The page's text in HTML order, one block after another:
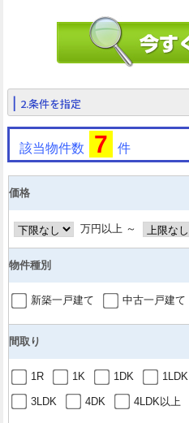
2.条件を指定
該当物件数 7 件
価格
万円以上 ～
物件種別
新築一戸建て 中古一戸建て
間取り
1R 1K 1DK 1LDK
3LDK 4DK 4LDK以上